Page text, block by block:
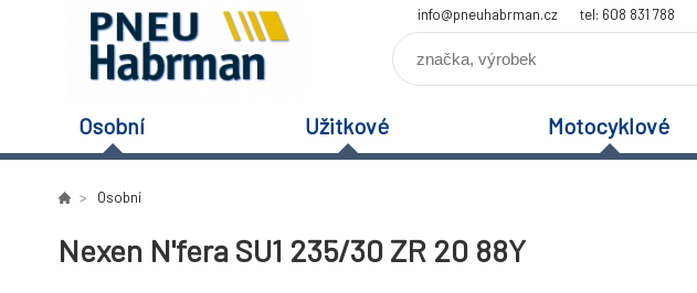
info@pneuhabrman.cz tel: 608 831 788
Osobní Užitkové Motocyklové
Osobní
Nexen N'fera SU1 235/30 ZR 20 88Y